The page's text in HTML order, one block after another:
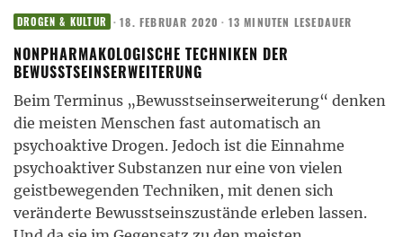
DROGEN & KULTUR · 18. FEBRUAR 2020 · 13 MINUTEN LESEDAUER
NONPHARMAKOLOGISCHE TECHNIKEN DER
BEWUSSTSEINSERWEITERUNG
Beim Terminus „Bewusstseinserweiterung“ denken
die meisten Menschen fast automatisch an
psychoaktive Drogen. Jedoch ist die Einnahme
psychoaktiver Substanzen nur eine von vielen
geistbewegenden Techniken, mit denen sich
veränderte Bewusstseinszustände erleben lassen.